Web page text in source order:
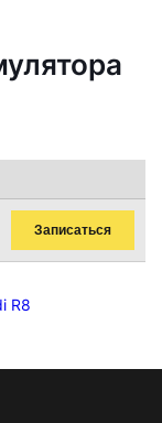
Записаться
R8